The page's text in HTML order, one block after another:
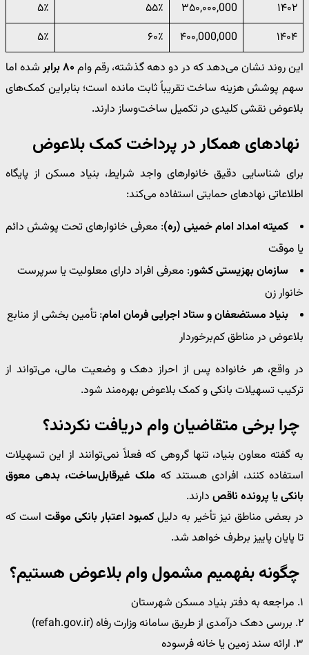
۱۴۰۲ ۳۵۰,۰۰۰,000 ۵۵٪
۵٪
۱۴۰۴
۴۰۰,000,000 ۶۰٪
۵٪
این روند نشان می‌دهد که در دو دهه گذشته، رقم وام۸۰ برابر
شده اما
سهم پوشش هزینه ساخت تقریباً ثابت مانده است؛ بنابراین کمک‌های
بلاعوض نقشی کلیدی در تکمیل ساخت‌وساز دارند.
نهادهای همکار در پرداخت کمک بلاعوض
برای شناسایی دقیق خانوارهای واجد شرایط، بنیاد مسکن از پایگاه
اطلاعاتی نهادهای حمایتی استفاده می‌کند:
کمیته امداد امام خمینی (ره): معرفی خانوارهای تحت پوشش دائم
یا موقت
سازمان بهزیستی کشور: معرفی افراد دارای معلولیت یا سرپرست
خانوار زن
بنیاد مستضعفان و ستاد اجرایی فرمان امام: تأمین بخشی از منابع
بلاعوض در مناطق کم‌برخوردار
در واقع، هر خانواده پس از احراز دهک و وضعیت مالی، می‌تواند از
ترکیب تسهیلات بانکی و کمک بلاعوض بهره‌مند شود.
چرا برخی متقاضیان وام دریافت نکردند؟
به گفته معاون بنیاد، تنها گروهی که فعلاً نمی‌توانند از این تسهیلات
استفاده کنند، افرادی هستند که ملک غیرقابل‌ساخت، بدهی معوق
بانکی یا پرونده ناقص دارند.
در بعضی مناطق نیز تأخیر به دلیل کمبود اعتبار بانکی موقت است که
تا پایان پاییز برطرف خواهد شد.
چگونه بفهمیم مشمول وام بلاعوض هستیم؟
۱. مراجعه به دفتر بنیاد مسکن شهرستان
۲. بررسی دهک درآمدی از طریق سامانه وزارت رفاه (refah.gov.ir)
۳. ارائه سند زمین یا خانه فرسوده